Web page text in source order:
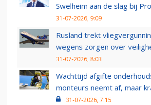
Swelheim aan de slag bij
31-07-2026, 9:09
Rusland trekt
wegens zorgen over
31-07-2026, 8:03
Wachttijd afgifte
monteurs neemt af, maar
31-07-2026, 7:15